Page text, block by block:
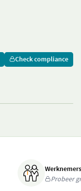
Check compliance
Probeer